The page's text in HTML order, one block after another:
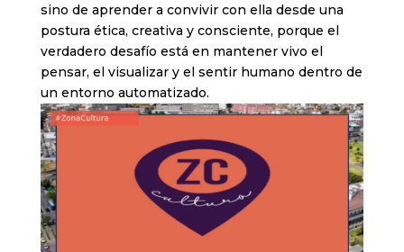
sino de aprender a convivir con ella desde una
postura ética, creativa y consciente, porque el
verdadero desafío está en mantener vivo el
pensar, el visualizar y el sentir humano dentro de
un entorno automatizado.